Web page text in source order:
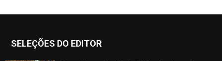
SELEÇÕES DO EDITOR